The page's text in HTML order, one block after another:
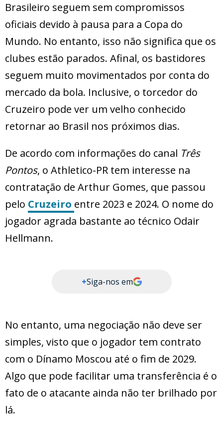
Brasileiro seguem sem compromissos
oficiais devido à pausa para a Copa do
Mundo. No entanto, isso não significa que os
clubes estão parados. Afinal, os bastidores
seguem muito movimentados por conta do
mercado da bola. Inclusive, o torcedor do
Cruzeiro pode ver um velho conhecido
retornar ao Brasil nos próximos dias.
De acordo com informações do canal Três
Pontos, o Athletico-PR tem interesse na
contratação de Arthur Gomes, que passou
pelo Cruzeiro entre 2023 e 2024. O nome do
jogador agrada bastante ao técnico Odair
Hellmann.
+Siga-nos em
No entanto, uma negociação não deve ser
simples, visto que o jogador tem contrato
com o Dínamo Moscou até o fim de 2029.
Algo que pode facilitar uma transferência é o
fato de o atacante ainda não ter brilhado por
lá.